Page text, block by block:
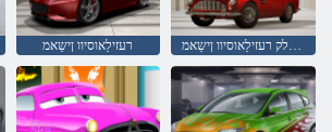
רעזילַאוסיוו ןישַאמ סקיסַאלק רעזילַאוסיוו ןישַאמ